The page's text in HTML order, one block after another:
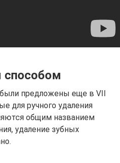
способом
предложены еще в VII
для ручного удаления
общим названием
удаление зубных